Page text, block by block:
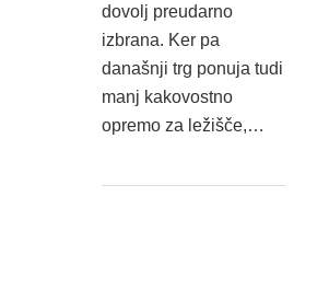
dovolj preudarno
izbrana. Ker pa
današnji trg ponuja tudi
manj kakovostno
opremo za ležišče,…